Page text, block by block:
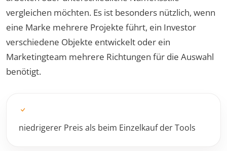
vergleichen möchten. Es ist besonders nützlich, wenn
eine Marke mehrere Projekte führt, ein Investor
verschiedene Objekte entwickelt oder ein
Marketingteam mehrere Richtungen für die Auswahl
benötigt.
niedrigerer Preis als beim Einzelkauf der Tools